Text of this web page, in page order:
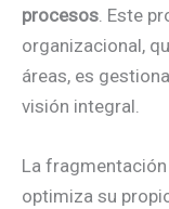
procesos. Este
organizacional,
áreas, es
visión integral.
La
optimiza su